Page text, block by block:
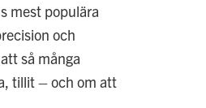
mest populära
och
så många
tillit – och om att